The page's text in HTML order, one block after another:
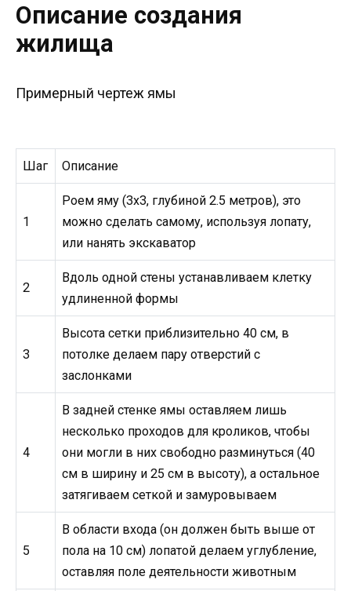
Описание создания
жилища
Примерный чертеж ямы
Шаг Описание
1
Роем яму (3х3, глубиной 2.5 метров), это
можно сделать самому, используя лопату,
или нанять экскаватор
2
Вдоль одной стены устанавливаем клетку
удлиненной формы
3
Высота сетки приблизительно 40 см, в
потолке делаем пару отверстий с
заслонками
4
В задней стенке ямы оставляем лишь
несколько проходов для кроликов, чтобы
они могли в них свободно разминуться (40
см в ширину и 25 см в высоту), а остальное
затягиваем сеткой и замуровываем
5
В области входа (он должен быть выше от
пола на 10 см) лопатой делаем углубление,
оставляя поле деятельности животным